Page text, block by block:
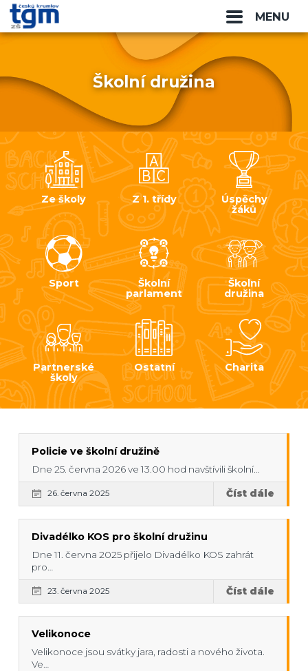
MENU
Školní družina
Ze školy Z 1. třídy
Úspěchy
žáků
Sport
Školní
parlament
Školní
družina
Partnerské
školy
Ostatní Charita
Policie ve školní družině
Dne 25. června 2026 ve 13.00 hod navštívili školní…
26. června 2025 Číst dále
Divadélko KOS pro školní družinu
Dne 11. června 2025 přijelo Divadélko KOS zahrát
pro…
23. června 2025 Číst dále
Velikonoce
Velikonoce jsou svátky jara, radosti a nového života.
Ve…